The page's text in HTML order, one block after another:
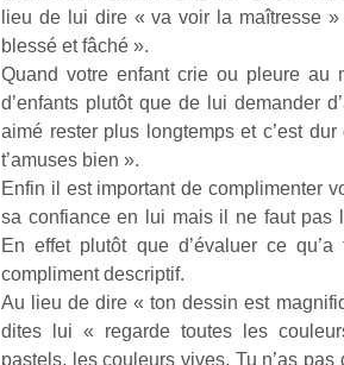
lieu de lui dire « va voir la maîtresse
blessé et fâché ».
Quand votre enfant crie ou pleure au
d’enfants plutôt que de lui demander
aimé rester plus longtemps et c’est
t’amuses bien ».
Enfin il est important de complimenter
sa confiance en lui mais il ne faut pas
En effet plutôt que d’évaluer ce
compliment descriptif.
Au lieu de dire « ton dessin est
dites lui « regarde toutes les
pastels, les couleurs vives. Tu n’as